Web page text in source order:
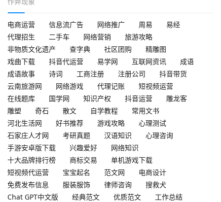
电商运营 信息流广告 网络推广 周易
易经
代理招生
二手车 网络营销
旅游攻略
非物质文化遗产
查字典 社区团购
精雕图
戏曲下载
抖音代运营 易学网 互联网资讯
成语
成语故事
诗词 工商注册 注册公司
抖音带货
云南旅游网
网络游戏 代理记账
短视频运营
在线题库
国学网 知识产权 抖音运营
雕龙客
雕塑
奇石 散文 自学教程
常用文书
河北生活网
好书推荐 游戏攻略
心理测试
石家庄人才网
考研真题 汉语知识
心理咨询
手游安卓版下载
兴趣爱好
网络知识
十大品牌排行榜
商标交易
单机游戏下载
短视频代运营
宝宝起名 范文网
电商设计
免费发布信息
服装服饰 律师咨询
搜救犬
Chat GPT中文版
经典范文 优质范文
工作总结